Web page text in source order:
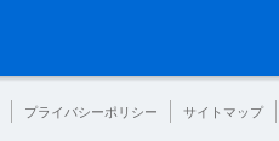
プライバシーポリシー サイトマップ